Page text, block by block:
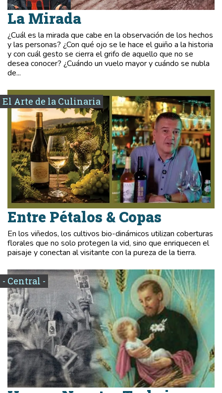
La Mirada
¿Cuál es la mirada que cabe en la observación de los hechos
y las personas? ¿Con qué ojo se le hace el guiño a la historia
y con cuál gesto se cierra el grifo de aquello que no se
desea conocer? ¿Cuándo un vuelo mayor y cuándo se nubla
de...
El Arte de la Culinaria
Entre Pétalos & Copas
En los viñedos, los cultivos bio-dinámicos utilizan coberturas
florales que no solo protegen la vid, sino que enriquecen el
paisaje y conectan al visitante con la pureza de la tierra.
- Central -